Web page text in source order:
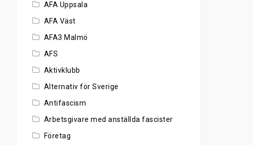
AFA Uppsala
AFA Väst
AFA3 Malmö
AFS
Aktivklubb
Alternativ för Sverige
Antifascism
Arbetsgivare med anställda fascister
Företag